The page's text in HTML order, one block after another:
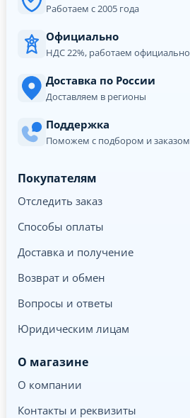
Работаем с 2005 года
Официально
НДС 22%, работаем официально
Доставка по России
Доставляем в регионы
Поддержка
Поможем с подбором и заказом
Покупателям
Отследить заказ
Способы оплаты
Доставка и получение
Возврат и обмен
Вопросы и ответы
Юридическим лицам
О магазине
О компании
Контакты и реквизиты